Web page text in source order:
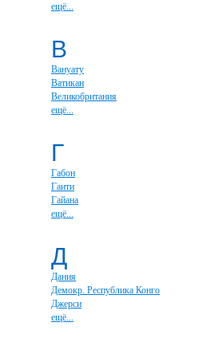
ещё...
В
Вануату
Ватикан
Великобритания
ещё...
Г
Габон
Гаити
Гайана
ещё...
Д
Дания
Демокр. Республика Конго
Джерси
ещё...